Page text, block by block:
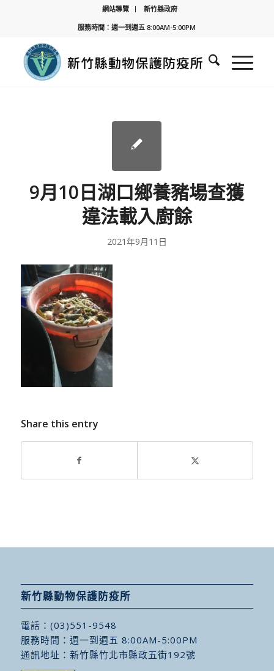
網站導覽
新竹縣政府
服務時間：週一到週五 8:00AM-5:00PM
9月10日湖口鄉養豬場查獲
違法載入廚餘
2021年9月11日
Share this entry
新竹縣動物保護防疫所
電話： (03)551-9548
服務時間：週一到週五 8:00AM-5:00PM
通訊地址： 新竹縣竹北市縣政五街192號